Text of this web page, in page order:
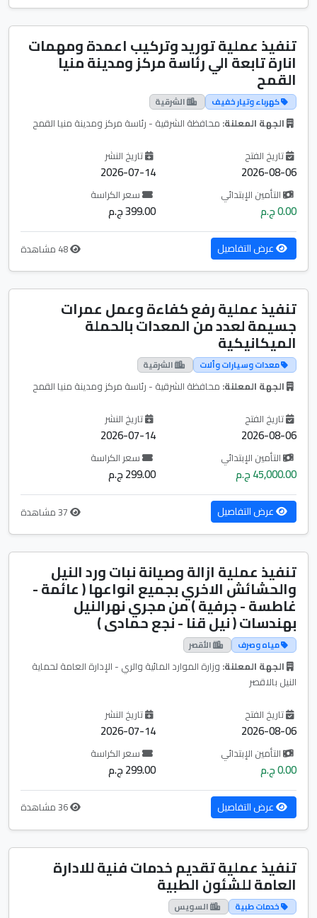
تنفيذ عملية توريد وتركيب اعمدة ومهمات
انارة تابعة الي رئاسة مركز ومدينة منيا
القمح
كهرباء وتيار خفيف الشرقية
الجهة المعلنة: محافظة الشرقية - رئاسة مركز ومدينة منيا القمح
تاريخ الفتح
2026-08-06
تاريخ النشر
2026-07-14
التأمين الإبتدائي
0.00 ج.م
سعر الكراسة
399.00 ج.م
عرض التفاصيل
تنفيذ عملية رفع كفاءة وعمل عمرات
جسيمة لعدد من المعدات بالحملة
الميكانيكية
معدات وسيارات وألات الشرقية
الجهة المعلنة: محافظة الشرقية - رئاسة مركز ومدينة منيا القمح
تاريخ الفتح
2026-08-06
تاريخ النشر
2026-07-14
التأمين الإبتدائي
45,000.00 ج.م
سعر الكراسة
299.00 ج.م
عرض التفاصيل
تنفيذ عملية ازالة وصيانة نبات ورد النيل
والحشائش الاخري بجميع انواعها ( عائمة -
غاطسة - جرفية ) من مجري نهرالنيل
بهندسات ( نيل قنا - نجع حمادى )
مياه وصرف الأقصر
الجهة المعلنة: وزارة الموارد المائية والري - الإدارة العامة لحماية
النيل بالاقصر
تاريخ الفتح
2026-08-06
تاريخ النشر
2026-07-14
التأمين الإبتدائي
0.00 ج.م
سعر الكراسة
299.00 ج.م
عرض التفاصيل
تنفيذ عملية تقديم خدمات فنية للادارة
العامة للشئون الطبية
خدمات طبية السويس